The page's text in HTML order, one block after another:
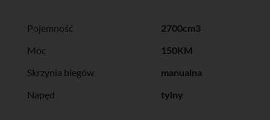
Pojemność
2700cm3
Moc
150KM
Skrzynia biegów
manualna
Napęd
tylny